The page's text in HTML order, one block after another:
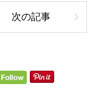
次の記事